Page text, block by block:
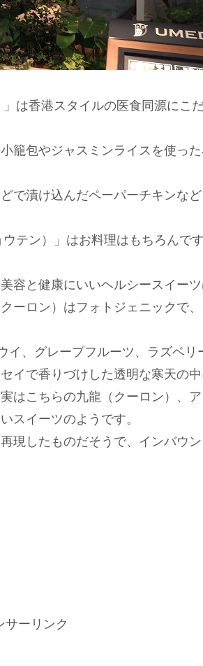
は香港スタイルの医食同源にこ
籠包やジャスミンライスを使っ
で漬け込んだペーパーチキンな
テン）」はお料理はもちろんで
容と健康にいいヘルシースイー
ーロン）はフォトジェニックで
イ、グレープフルーツ、ラズベリ
イで香りづけした透明な寒天の
はこちらの九龍（クーロン）、
スイーツのようです。
現したものだそうで、インバウ
サーリンク